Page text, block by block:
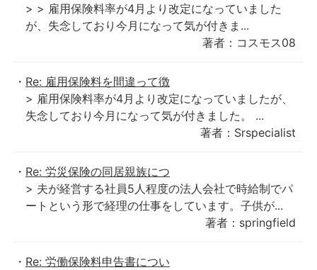
> > 雇用保険料率が4月より改定になっていました
が、失念しており今月になって気が付きま...
著者：コスモス08
Re: 雇用保険料を間違って徴
> 雇用保険料率が4月より改定になっていましたが、
失念しており今月になって気が付きました。 ...
著者：Srspecialist
Re: 労災保険の同居親族につ
> 夫が経営する社員5人程度の法人会社で時給制でパ
ートという形で経理の仕事をしています。子供が...
著者：springfield
Re: 労働保険料申告書につい